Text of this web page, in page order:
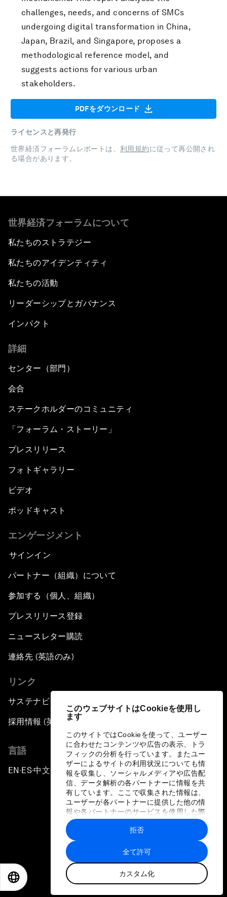
このウェブサイトはCookieを使用し
ます
このサイトではCookieを使って、ユーザー
に合わせたコンテンツや広告の表示、トラ
フィックの分析を行っています。またユー
ザーによるサイトの利用状況についても情
報を収集し、ソーシャルメディアや広告配
信、データ解析の各パートナーに情報を共
有しています。ここで収集された情報は、
ユーザーが各パートナーに提供した他の情
報や各パートナーのサービスを使用した際
に収集された情報と組み合わされ、各パー
トナーによって使用されることがありま
す。
全て許可
カスタム化
拒否
challenges, needs, and concerns of SMCs
undergoing digital transformation in China,
Japan, Brazil, and Singapore, proposes a
methodological reference model, and
suggests actions for various urban
stakeholders.
PDFをダウンロード
ライセンスと再発行
世界経済フォーラムレポートは、 利用規約に従って再公開され
る場合があります。
世界経済フォーラムについて
私たちのストラテジー
私たちのアイデンティティ
私たちの活動
リーダーシップとガバナンス
インパクト
詳細
センター（部門）
会合
ステークホルダーのコミュニティ
「フォーラム・ストーリー」
プレスリリース
フォトギャラリー
ビデオ
ポッドキャスト
エンゲージメント
サインイン
パートナー（組織）について
参加する（個人、組織）
プレスリリース登録
ニュースレター購読
連絡先 (英語のみ)
リンク
サステナビリティへの取り組み
採用情報 (英語のみ)
言語
EN ▪ ES▪中文▪ 日本語
プライバシーポリシーと利用規約
サイトマップ
©
世界経済フォーラム